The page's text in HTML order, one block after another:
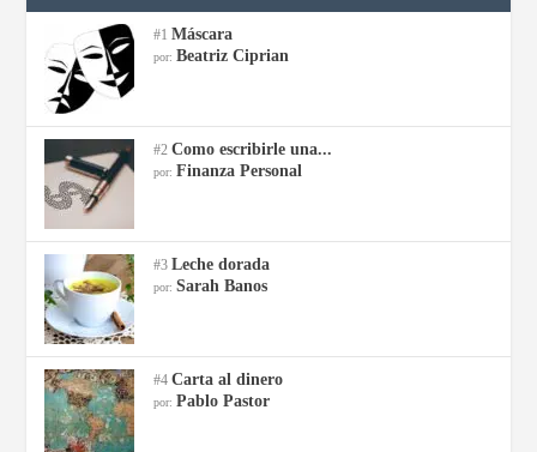
#1Máscara
por:Beatriz Ciprian
#2Como escribirle una...
por:Finanza Personal
#3Leche dorada
por:Sarah Banos
#4Carta al dinero
por:Pablo Pastor